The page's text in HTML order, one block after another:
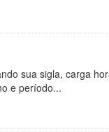
sua sigla, carga
e período...